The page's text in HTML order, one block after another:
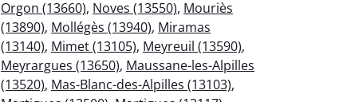
Orgon (13660), Noves (13550), Mouriès
(13890), Mollégès (13940), Miramas
(13140), Mimet (13105), Meyreuil (13590),
Meyrargues (13650), Maussane-les-Alpilles
(13520), Mas-Blanc-des-Alpilles (13103),